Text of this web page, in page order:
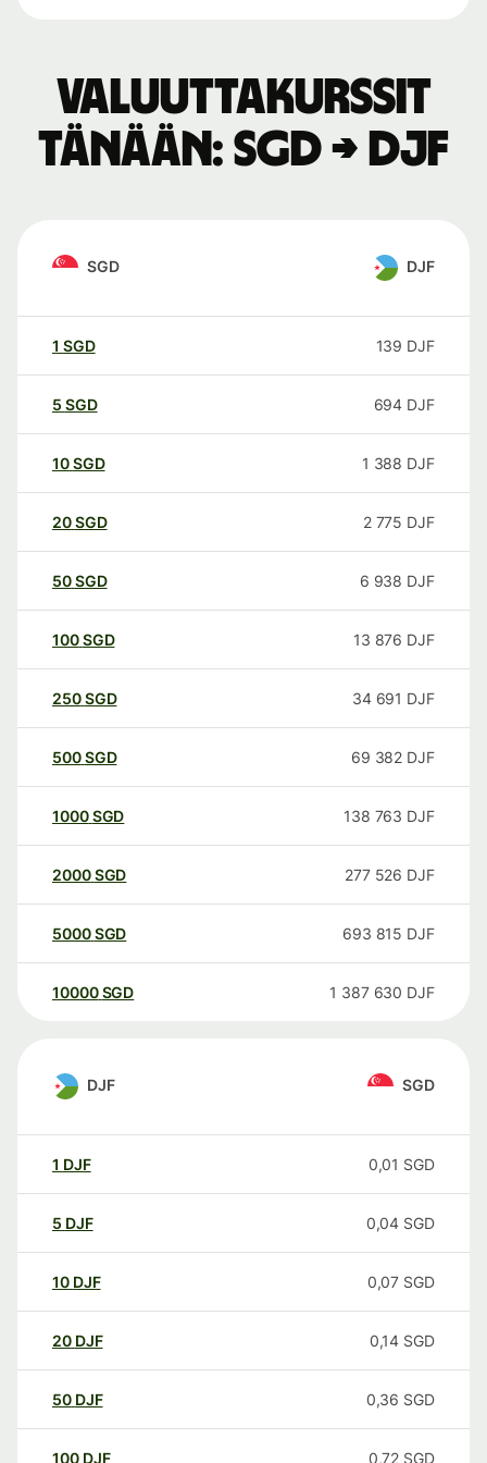
Valuuttakurssit
tänään: SGD → DJF
SGD DJF
1 SGD 139 DJF
5 SGD 694 DJF
10SGD 1 388 DJF
20SGD 2 775 DJF
50SGD 6 938 DJF
100SGD 13 876 DJF
250SGD 34 691 DJF
500SGD 69 382 DJF
1000SGD 138 763 DJF
2000SGD 277 526 DJF
5000SGD 693 815 DJF
10000 SGD 1 387 630 DJF
DJF SGD
1 DJF 0,01 SGD
5 DJF 0,04 SGD
10 DJF 0,07 SGD
20 DJF 0,14 SGD
50 DJF 0,36 SGD
100 DJF 0,72 SGD